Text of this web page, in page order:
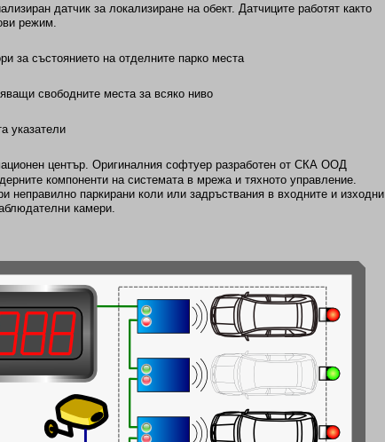
датчик за локализиране на обект. Датчиците работят както
режим.
за състоянието на отделните парко места
свободните места за всяко ниво
указатели
център. Оригиналния софтуер разработен от СКА ООД
компоненти на системата в мрежа и тяхното управление.
неправилно паркирани коли или задръствания в входните и изходни
камери.